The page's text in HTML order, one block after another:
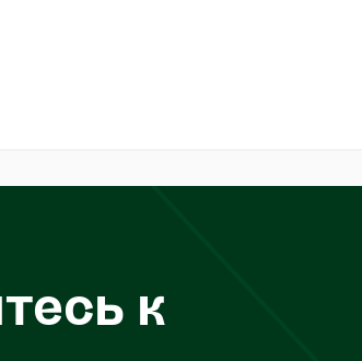
к